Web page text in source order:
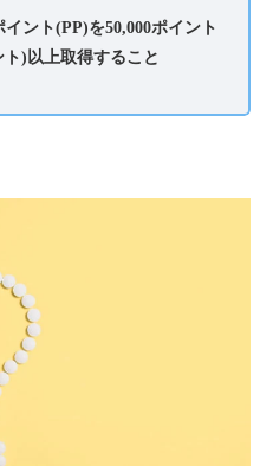
ント(PP)を50,000ポイント
ト)以上取得すること